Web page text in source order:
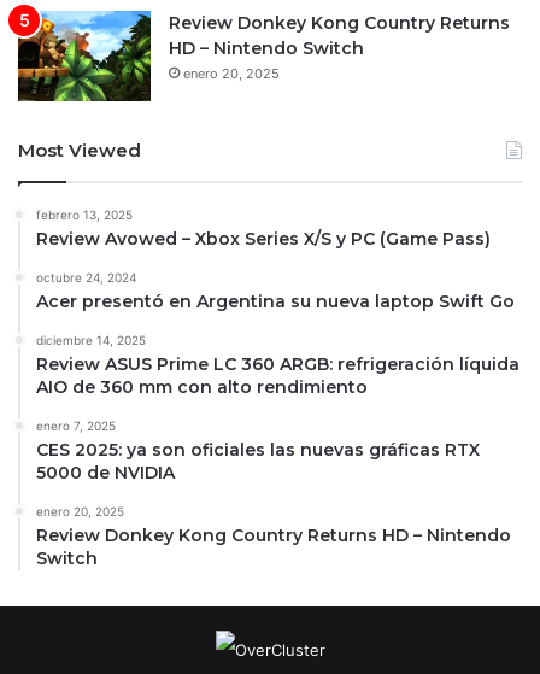
Review Donkey Kong Country Returns
HD – Nintendo Switch
enero 20, 2025
Most Viewed
febrero 13, 2025
Review Avowed – Xbox Series X/S y PC (Game Pass)
octubre 24, 2024
Acer presentó en Argentina su nueva laptop Swift Go
diciembre 14, 2025
Review ASUS Prime LC 360 ARGB: refrigeración líquida
AIO de 360 mm con alto rendimiento
enero 7, 2025
CES 2025: ya son oficiales las nuevas gráficas RTX
5000 de NVIDIA
enero 20, 2025
Review Donkey Kong Country Returns HD – Nintendo
Switch